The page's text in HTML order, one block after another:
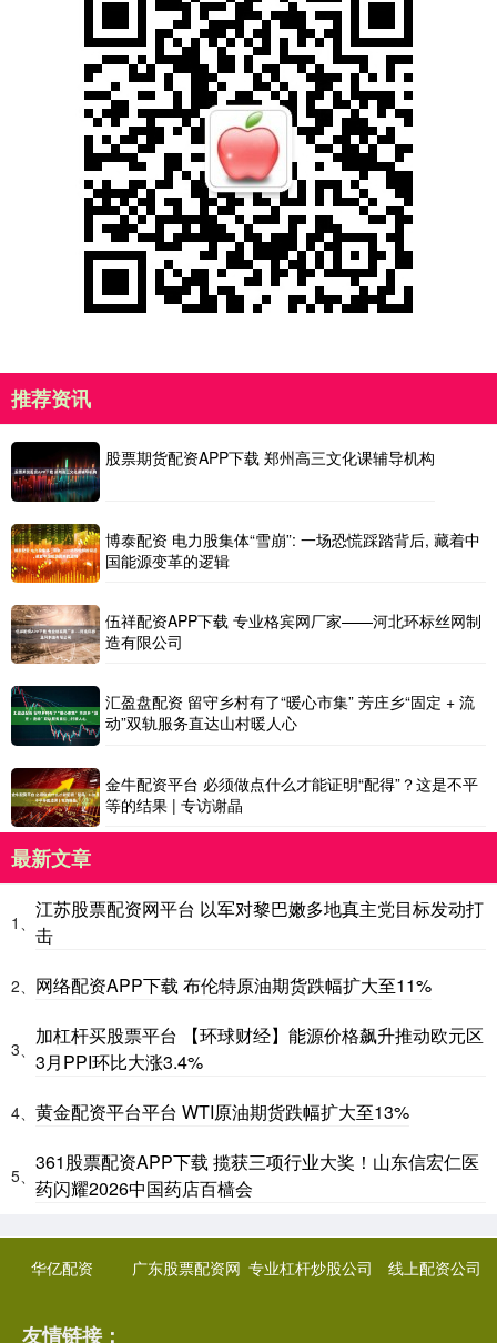
推荐资讯
股票期货配资APP下载 郑州高三文化课辅导机构
博泰配资 电力股集体“雪崩”: 一场恐慌踩踏背后, 藏着中
国能源变革的逻辑
伍祥配资APP下载 专业格宾网厂家——河北环标丝网制
造有限公司
汇盈盘配资 留守乡村有了“暖心市集” 芳庄乡“固定 + 流
动”双轨服务直达山村暖人心
金牛配资平台 必须做点什么才能证明“配得”？这是不平
等的结果 | 专访谢晶
最新文章
1、
江苏股票配资网平台 以军对黎巴嫩多地真主党目标发动打
击
2、 网络配资APP下载 布伦特原油期货跌幅扩大至11%
3、
加杠杆买股票平台 【环球财经】能源价格飙升推动欧元区
3月PPI环比大涨3.4%
4、 黄金配资平台平台 WTI原油期货跌幅扩大至13%
5、
361股票配资APP下载 揽获三项行业大奖！山东信宏仁医
药闪耀2026中国药店百樯会
华亿配资 广东股票配资网 专业杠杆炒股公司 线上配资公司
友情链接：